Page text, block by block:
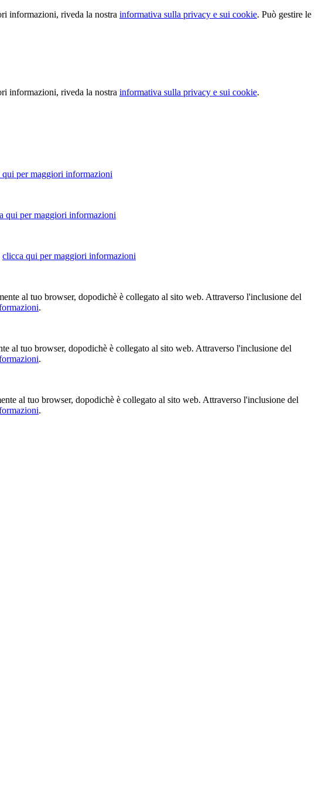
informazioni, riveda la nostra informativa sulla privacy e sui cookie. Può gestire le
informazioni, riveda la nostra informativa sulla privacy e sui cookie.
qui per maggiori informazioni
qui per maggiori informazioni
clicca qui per maggiori informazioni
al tuo browser, dopodichè è collegato al sito web. Attraverso l'inclusione del
.
al tuo browser, dopodichè è collegato al sito web. Attraverso l'inclusione del
.
al tuo browser, dopodichè è collegato al sito web. Attraverso l'inclusione del
.